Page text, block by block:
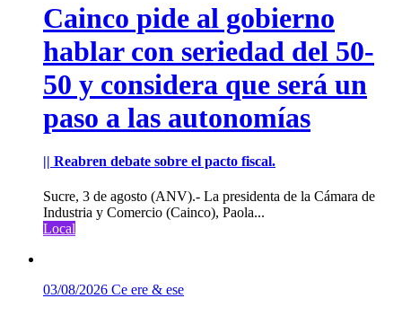
Cainco pide al gobierno
hablar con seriedad del 50-
50 y considera que será un
paso a las autonomías
|| Reabren debate sobre el pacto fiscal.
Sucre, 3 de agosto (ANV).- La presidenta de la Cámara de
Industria y Comercio (Cainco), Paola...
Local
03/08/2026 Ce ere & ese